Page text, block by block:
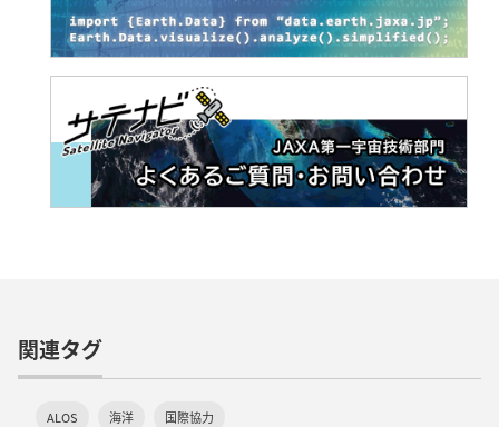
関連タグ
ALOS 海洋 国際協力